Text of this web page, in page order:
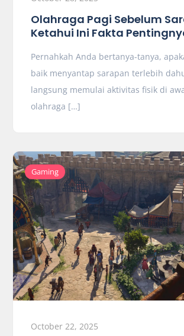
Olahraga Pagi Sebelum
Ketahui Ini Fakta
Pernahkah Anda bertanya-tanya,
baik menyantap sarapan terlebih
langsung memulai aktivitas fisik di
olahraga […]
Gaming
October 22, 2025